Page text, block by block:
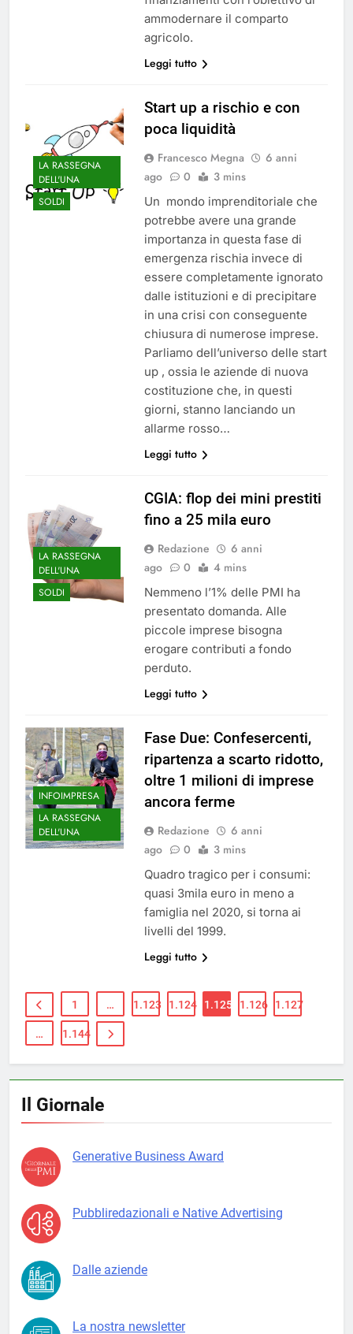
ammodernare il comparto
agricolo.
Leggi tutto
LA RASSEGNA
DELL'UNA
SOLDI
Start up a rischio e con
poca liquidità
Francesco Megna
6 anni
ago
0 3 mins
Un mondo imprenditoriale che
potrebbe avere una grande
importanza in questa fase di
emergenza rischia invece di
essere completamente ignorato
dalle istituzioni e di precipitare
in una crisi con conseguente
chiusura di numerose imprese.
Parliamo dell’universo delle start
up , ossia le aziende di nuova
costituzione che, in questi
giorni, stanno lanciando un
allarme rosso…
Leggi tutto
LA RASSEGNA
DELL'UNA
SOLDI
CGIA: flop dei mini prestiti
fino a 25 mila euro
Redazione
6 anni
ago
0 4 mins
Nemmeno l’1% delle PMI ha
presentato domanda. Alle
piccole imprese bisogna
erogare contributi a fondo
perduto.
Leggi tutto
INFOIMPRESA
LA RASSEGNA
DELL'UNA
Fase Due: Confesercenti,
ripartenza a scarto ridotto,
oltre 1 milioni di imprese
ancora ferme
Redazione
6 anni
ago
0 3 mins
Quadro tragico per i consumi:
quasi 3mila euro in meno a
famiglia nel 2020, si torna ai
livelli del 1999.
Leggi tutto
1 … 1.123 1.124 1.125 1.126 1.127
… 1.144
Il Giornale
Generative Business Award
Pubbliredazionali e Native Advertising
Dalle aziende
La nostra newsletter